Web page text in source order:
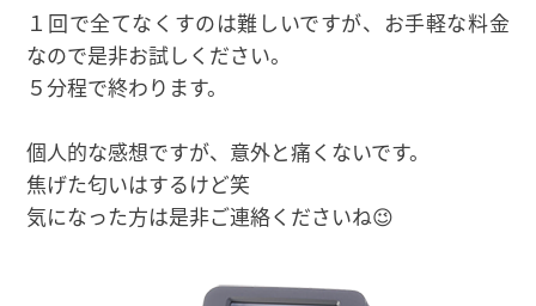
１回で全てなくすのは難しいですが、お手軽な料金
なので是非お試しください。
５分程で終わります。
個人的な感想ですが、意外と痛くないです。
焦げた匂いはするけど笑
気になった方は是非ご連絡くださいね😉